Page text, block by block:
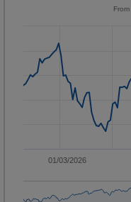
01/03/2026
From